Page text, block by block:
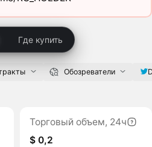
Где купить
Обозреватели
Торговый объем, 24ч
$ 0,2